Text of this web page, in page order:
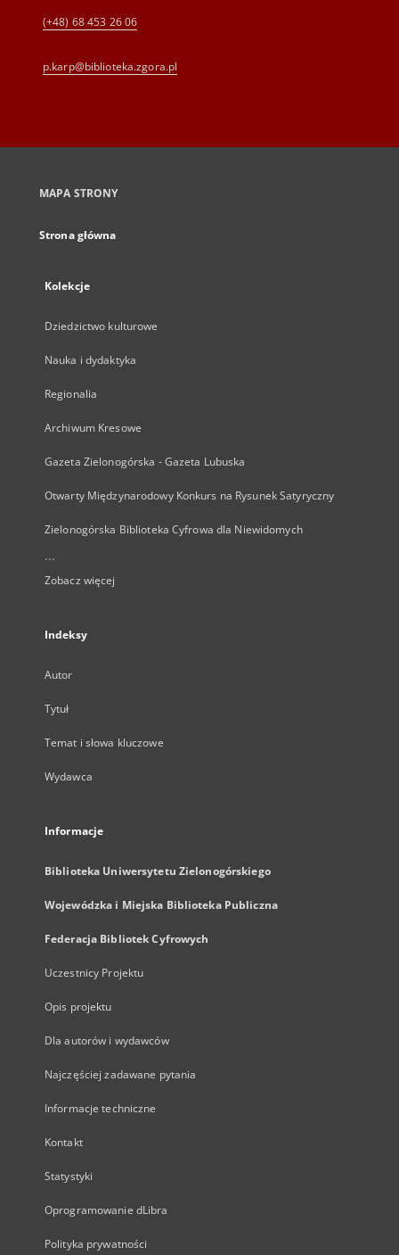
(+48) 68 453 26 06
p.karp@biblioteka.zgora.pl
MAPA STRONY
Strona główna
Kolekcje
Dziedzictwo kulturowe
Nauka i dydaktyka
Regionalia
Archiwum Kresowe
Gazeta Zielonogórska - Gazeta Lubuska
Otwarty Międzynarodowy Konkurs na Rysunek Satyryczny
Zielonogórska Biblioteka Cyfrowa dla Niewidomych
...
Zobacz więcej
Indeksy
Autor
Tytuł
Temat i słowa kluczowe
Wydawca
Informacje
Biblioteka Uniwersytetu Zielonogórskiego
Wojewódzka i Miejska Biblioteka Publiczna
Federacja Bibliotek Cyfrowych
Uczestnicy Projektu
Opis projektu
Dla autorów i wydawców
Najczęściej zadawane pytania
Informacje techniczne
Kontakt
Statystyki
Oprogramowanie dLibra
Polityka prywatności